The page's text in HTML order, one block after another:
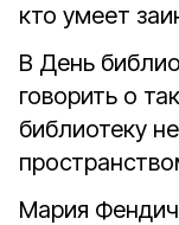
кто умеет
В День
говорить о
библиотеку
Мария